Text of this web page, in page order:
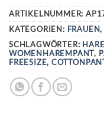
ARTIKELNUMMER:
KATEGORIEN: FRAUEN,
SCHLAGWÖRTER:
WOMENHAREMPANT,
FREESIZE,